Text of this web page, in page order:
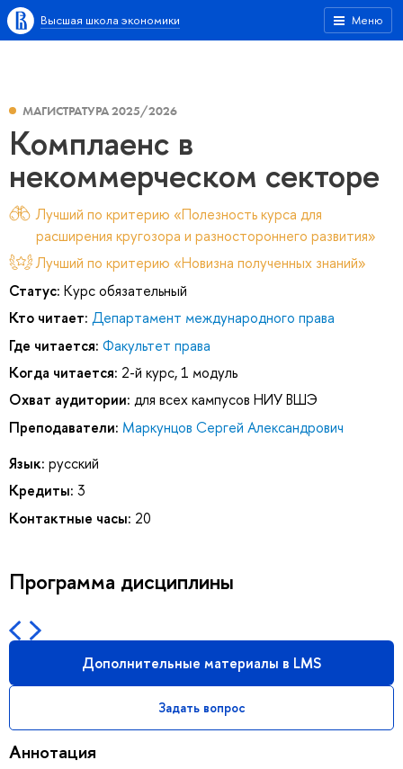
Меню
Высшая школа экономики
МАГИСТРАТУРА 2025/2026
Комплаенс в
некоммерческом секторе
Лучший по критерию «Полезность курса для
расширения кругозора и разностороннего развития»
Лучший по критерию «Новизна полученных знаний»
Статус: Курс обязательный
Кто читает: Департамент международного права
Где читается: Факультет права
Когда читается: 2-й курс, 1 модуль
Охват аудитории: для всех кампусов НИУ ВШЭ
Преподаватели: Маркунцов Сергей Александрович
Язык: русский
Кредиты: 3
Контактные часы: 20
Программа дисциплины
Дополнительные материалы в LMS
Задать вопрос
Аннотация